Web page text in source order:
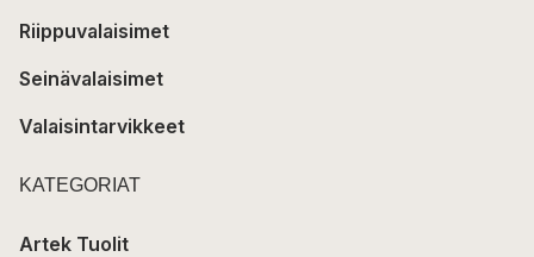
Riippuvalaisimet
Seinävalaisimet
Valaisintarvikkeet
KATEGORIAT
Artek Tuolit